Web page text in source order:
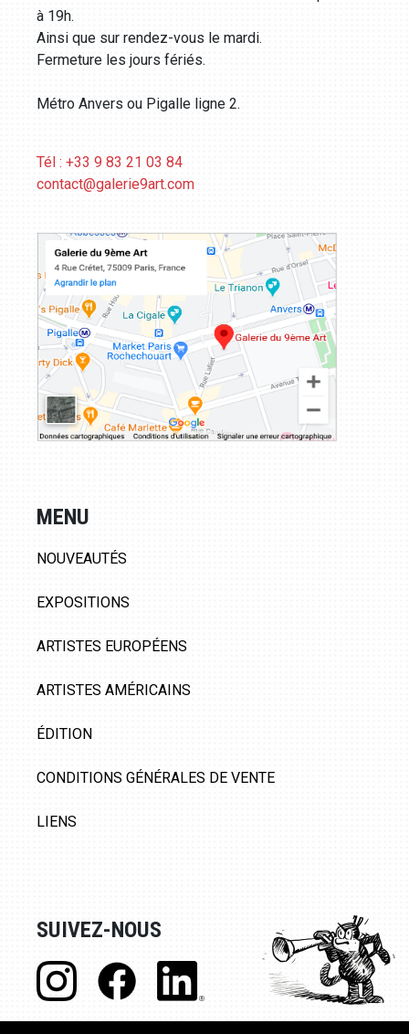
à 19h.
Ainsi que sur rendez-vous le mardi.
Fermeture les jours fériés.
Métro Anvers ou Pigalle ligne 2.
Tél : +33 9 83 21 03 84
contact@galerie9art.com
MENU
NOUVEAUTÉS
EXPOSITIONS
ARTISTES EUROPÉENS
ARTISTES AMÉRICAINS
ÉDITION
CONDITIONS GÉNÉRALES DE VENTE
LIENS
SUIVEZ-NOUS